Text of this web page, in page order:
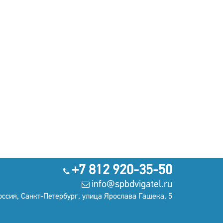
+7 812 920-35-50
info@spbdvigatel.ru
Санкт-Петербург, улица Ярослава Гашека, 5